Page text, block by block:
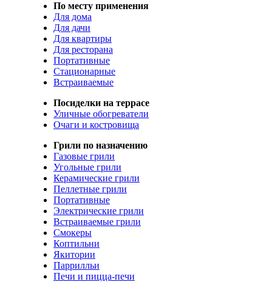
По месту применения
Для дома
Для дачи
Для квартиры
Для ресторана
Портативные
Стационарные
Встраиваемые
Посиделки на террасе
Уличные обогреватели
Очаги и костровища
Грили по назначению
Газовые грили
Угольные грили
Керамические грили
Пеллетные грили
Портативные
Электрические грили
Встраиваемые грили
Смокеры
Коптильни
Якитории
Паррилльи
Печи и пицца-печи